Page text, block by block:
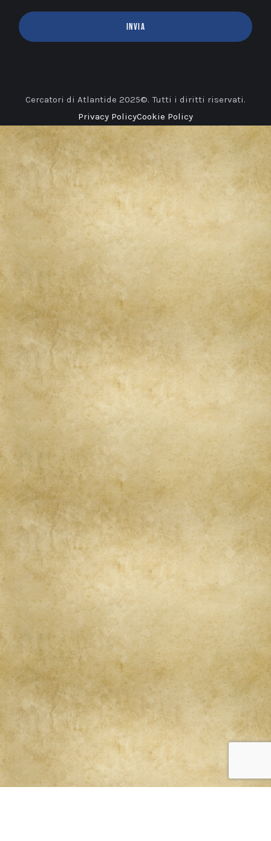
INVIA
Cercatori di Atlantide 2025©. Tutti i diritti riservati.
Privacy PolicyCookie Policy